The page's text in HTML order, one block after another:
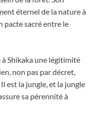
éternel de la nature à
pacte sacré entre le
Shikaka une légitimité
non pas par décret,
est la jungle, et la jungle
sa pérennité à